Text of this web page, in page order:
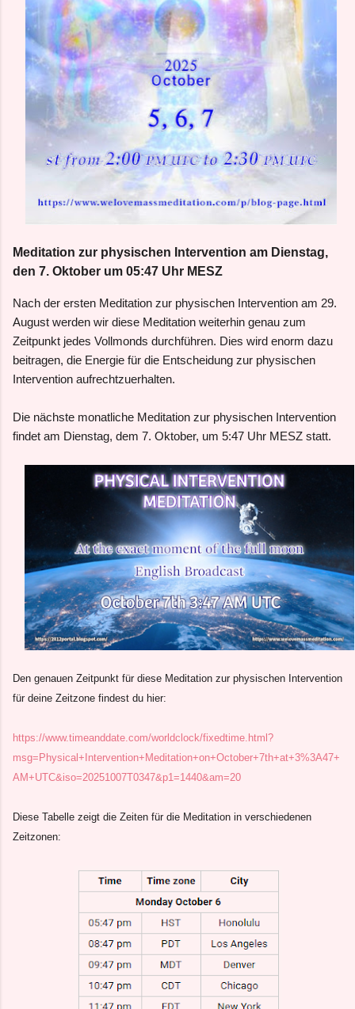
Meditation zur physischen Intervention am Dienstag,
den 7. Oktober um 05:47 Uhr MESZ
Nach der ersten Meditation zur physischen Intervention am 29.
August werden wir diese Meditation weiterhin genau zum
Zeitpunkt jedes Vollmonds durchführen. Dies wird enorm dazu
beitragen, die Energie für die Entscheidung zur physischen
Intervention aufrechtzuerhalten.
Die nächste monatliche Meditation zur physischen Intervention
findet am Dienstag, dem 7. Oktober, um 5:47 Uhr MESZ statt.
Den genauen Zeitpunkt für diese Meditation zur physischen Intervention
für deine Zeitzone findest du hier:
https://www.timeanddate.com/worldclock/fixedtime.html?
msg=Physical+Intervention+Meditation+on+October+7th+at+3%3A47+
AM+UTC&iso=20251007T0347&p1=1440&am=20
Diese Tabelle zeigt die Zeiten für die Meditation in verschiedenen
Zeitzonen: